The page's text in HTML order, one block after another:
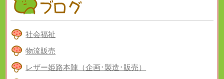
社会福祉
物流販売
レザー姫路本陣（企画･製造･販売）